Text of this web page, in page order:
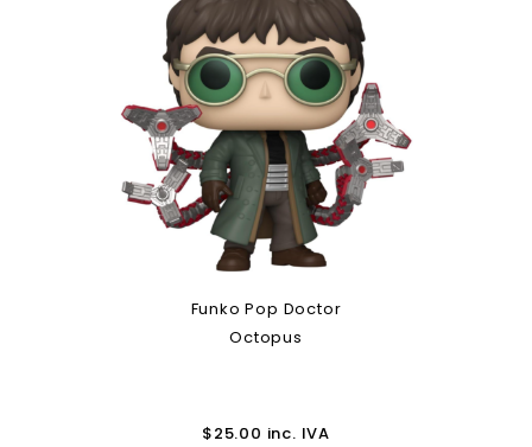
Funko Pop Doctor
Octopus
$25.00 inc. IVA